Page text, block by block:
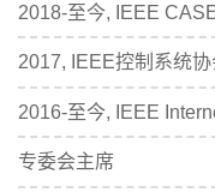
2018-至今, IEEE
2017, IEEE控制系统
2016-至今, IEEE
专委会主席